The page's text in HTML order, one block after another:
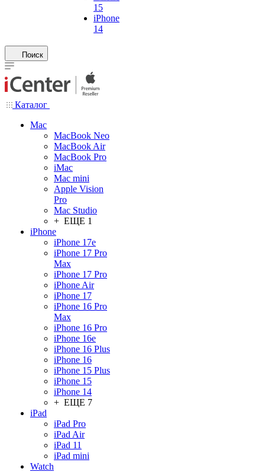
15
iPhone
14
Поиск
Каталог
Mac
MacBook Neo
MacBook Air
MacBook Pro
iMac
Mac mini
Apple Vision
Pro
Mac Studio
+ ЕЩЕ 1
iPhone
iPhone 17e
iPhone 17 Pro
Max
iPhone 17 Pro
iPhone Air
iPhone 17
iPhone 16 Pro
Max
iPhone 16 Pro
iPhone 16e
iPhone 16 Plus
iPhone 16
iPhone 15 Plus
iPhone 15
iPhone 14
+ ЕЩЕ 7
iPad
iPad Pro
iPad Air
iPad 11
iPad mini
Watch